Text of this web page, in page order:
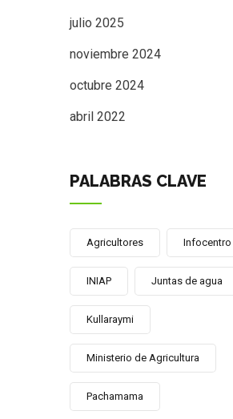
julio 2025
noviembre 2024
octubre 2024
abril 2022
PALABRAS CLAVE
Agricultores Infocentro
INIAP Juntas de agua
Kullaraymi
Ministerio de Agricultura
Pachamama